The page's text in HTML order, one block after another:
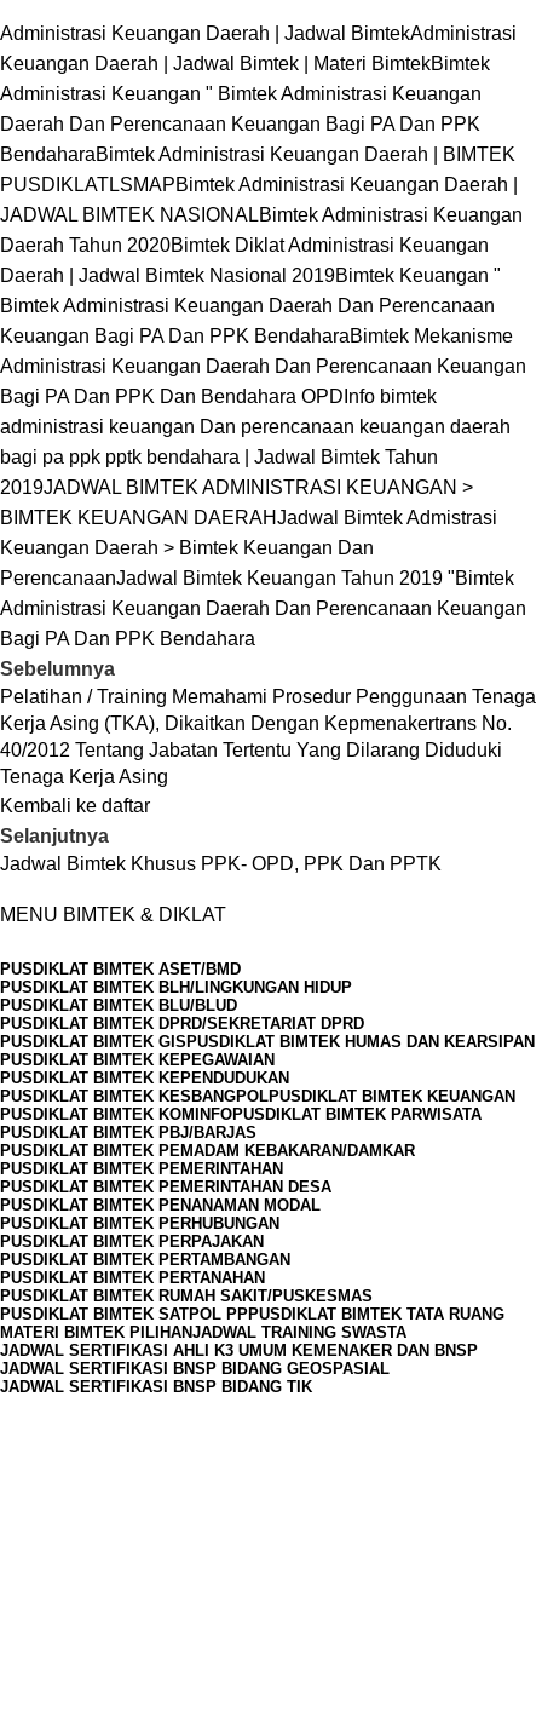
MENU BIMTEK & DIKLAT
PUSDIKLAT BIMTEK ASET/BMD
PUSDIKLAT BIMTEK BLH/LINGKUNGAN HIDUP
PUSDIKLAT BIMTEK BLU/BLUD
PUSDIKLAT BIMTEK DPRD/SEKRETARIAT DPRD
PUSDIKLAT BIMTEK GIS PUSDIKLAT BIMTEK HUMAS DAN KEARSIPAN
PUSDIKLAT BIMTEK KEPEGAWAIAN
PUSDIKLAT BIMTEK KEPENDUDUKAN
PUSDIKLAT BIMTEK KESBANGPOLPUSDIKLAT BIMTEK KEUANGAN
PUSDIKLAT BIMTEK KOMINFOPUSDIKLAT BIMTEK PARWISATA
PUSDIKLAT BIMTEK PBJ/BARJAS
PUSDIKLAT BIMTEK PEMADAM KEBAKARAN/DAMKAR
PUSDIKLAT BIMTEK PEMERINTAHAN
PUSDIKLAT BIMTEK PEMERINTAHAN DESA
PUSDIKLAT BIMTEK PENANAMAN MODAL
PUSDIKLAT BIMTEK PERHUBUNGAN
PUSDIKLAT BIMTEK PERPAJAKAN
PUSDIKLAT BIMTEK PERTAMBANGAN
PUSDIKLAT BIMTEK PERTANAHAN
PUSDIKLAT BIMTEK RUMAH SAKIT/PUSKESMAS
PUSDIKLAT BIMTEK SATPOL PPPUSDIKLAT BIMTEK TATA RUANG
MATERI BIMTEK PILIHANJADWAL TRAINING SWASTA
JADWAL SERTIFIKASI AHLI K3 UMUM KEMENAKER DAN BNSP
JADWAL SERTIFIKASI BNSP BIDANG GEOSPASIAL
JADWAL SERTIFIKASI BNSP BIDANG TIK
Administrasi Keuangan Daerah | Jadwal BimtekAdministrasi
Keuangan Daerah | Jadwal Bimtek | Materi BimtekBimtek
Administrasi Keuangan " Bimtek Administrasi Keuangan
Daerah Dan Perencanaan Keuangan Bagi PA Dan PPK
BendaharaBimtek Administrasi Keuangan Daerah | BIMTEK
PUSDIKLATLSMAPBimtek Administrasi Keuangan Daerah |
JADWAL BIMTEK NASIONALBimtek Administrasi Keuangan
Daerah Tahun 2020Bimtek Diklat Administrasi Keuangan
Daerah | Jadwal Bimtek Nasional 2019Bimtek Keuangan "
Bimtek Administrasi Keuangan Daerah Dan Perencanaan
Keuangan Bagi PA Dan PPK BendaharaBimtek Mekanisme
Administrasi Keuangan Daerah Dan Perencanaan Keuangan
Bagi PA Dan PPK Dan Bendahara OPD Info bimtek
administrasi keuangan Dan perencanaan keuangan daerah
bagi pa ppk pptk bendahara | Jadwal Bimtek Tahun
2019JADWAL BIMTEK ADMINISTRASI KEUANGAN >
BIMTEK KEUANGAN DAERAHJadwal Bimtek Admistrasi
Keuangan Daerah > Bimtek Keuangan Dan
PerencanaanJadwal Bimtek Keuangan Tahun 2019 "Bimtek
Administrasi Keuangan Daerah Dan Perencanaan Keuangan
Bagi PA Dan PPK Bendahara
Sebelumnya
Pelatihan / Training Memahami Prosedur Penggunaan Tenaga
Kerja Asing (TKA), Dikaitkan Dengan Kepmenakertrans No.
40/2012 Tentang Jabatan Tertentu Yang Dilarang Diduduki
Tenaga Kerja Asing
Kembali ke daftar
Selanjutnya
Jadwal Bimtek Khusus PPK- OPD, PPK Dan PPTK